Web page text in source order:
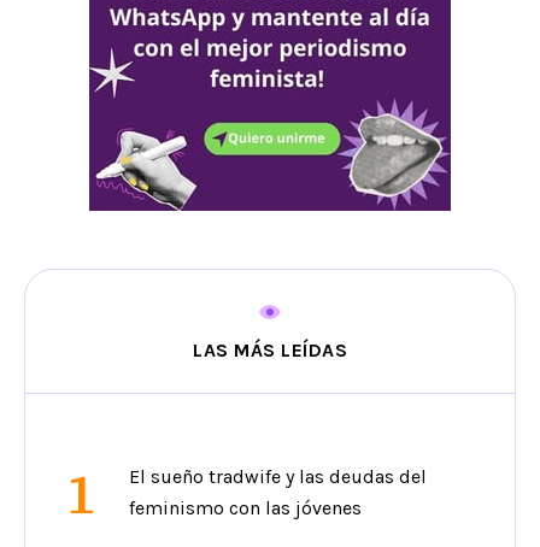
LAS MÁS LEÍDAS
1
El sueño tradwife y las deudas del
feminismo con las jóvenes